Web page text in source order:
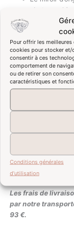
Pour offrir les
cookies pour stocker et/
consentir à ces
comportement de
ou de retirer son
caractéristiques et
Conditions générales
d’utilisation
photographies
La porte de
voilée (voir
Il existe une
central (voir
Il existe un
rangements
fond
Dimensions
plateau 78
Pour plus de
pas à nous
Les frais de
par notre
93 €.